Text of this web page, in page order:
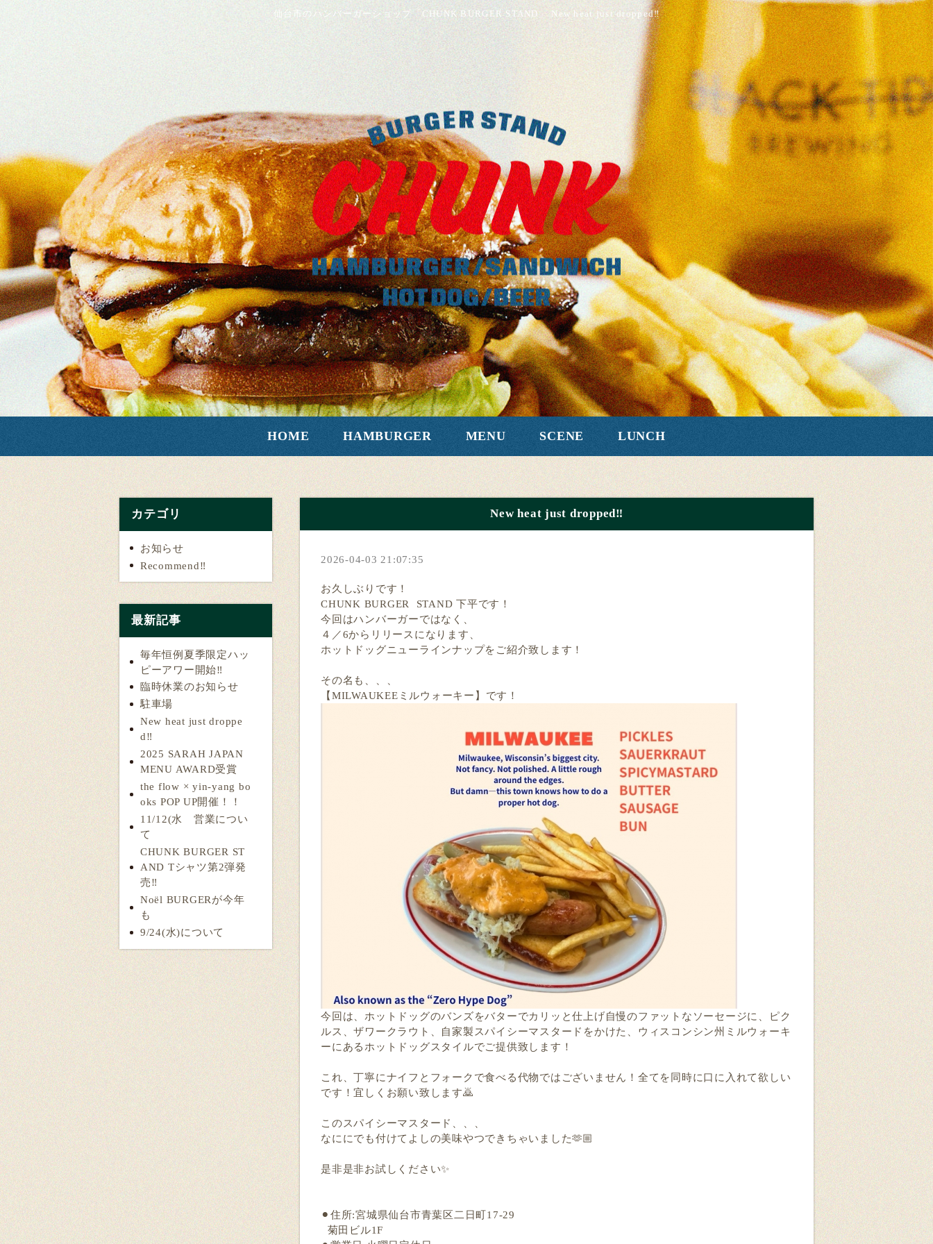
仙台市のハンバーガーショップ「CHUNK BURGER STAND」 New heat just dropped‼️
HOME HAMBURGER MENU SCENE LUNCH
カテゴリ
お知らせ
Recommend‼️
最新記事
毎年恒例夏季限定ハッ
ピーアワー開始‼️
臨時休業のお知らせ
駐車場
New heat just droppe
d‼️
2025 SARAH JAPAN
MENU AWARD受賞
the flow × yin-yang bo
oks POP UP開催！！
11/12(水 営業につい
て
CHUNK BURGER ST
AND Tシャツ第2弾発
売‼️
Noël BURGERが今年
も
9/24(水)について
New heat just dropped‼️
2026-04-03 21:07:35
お久しぶりです！
CHUNK BURGER STAND 下平です！
今回はハンバーガーではなく、
４／6からリリースになります、
ホットドッグニューラインナップをご紹介致します！
その名も、、、
【MILWAUKEEミルウォーキー】です！
今回は、ホットドッグのバンズをバターでカリッと仕上げ自慢のファットなソーセージに、ピク
ルス、ザワークラウト、自家製スパイシーマスタードをかけた、ウィスコンシン州ミルウォーキ
ーにあるホットドッグスタイルでご提供致します！
これ、丁寧にナイフとフォークで食べる代物ではございません！全てを同時に口に入れて欲しい
です！宜しくお願い致します🙇
このスパイシーマスタード、、、
なににでも付けてよしの美味やつできちゃいました🫶🏼
是非是非お試しください✨
⚫︎住所:宮城県仙台市青葉区二日町17-29
菊田ビル1F